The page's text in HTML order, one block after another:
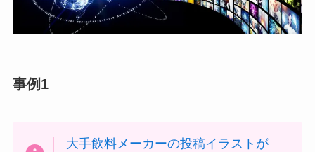
事例1
大手飲料メーカーの投稿イラストが